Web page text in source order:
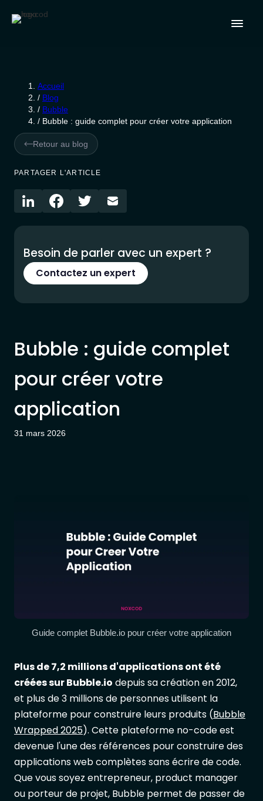
Accueil
/ Blog
/ Bubble
/ Bubble : guide complet pour créer votre application
Retour au blog
PARTAGER L'ARTICLE
Besoin de parler avec un expert ?
Contactez un expert
Bubble : guide complet
pour créer votre
application
31 mars 2026
Guide complet Bubble.io pour créer votre application
Plus de 7,2 millions d'applications ont été
créées sur Bubble.io depuis sa création en 2012,
et plus de 3 millions de personnes utilisent la
plateforme pour construire leurs produits (Bubble
Wrapped 2025). Cette plateforme no-code est
devenue l'une des références pour construire des
applications web complètes sans écrire de code.
Que vous soyez entrepreneur, product manager
ou porteur de projet, Bubble permet de passer de